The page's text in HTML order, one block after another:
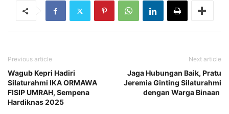
Previous article
Wagub Kepri Hadiri
Silaturahmi IKA ORMAWA
FISIP UMRAH, Sempena
Hardiknas 2025
Next article
Jaga Hubungan Baik, Pratu
Jeremia Ginting Silaturahmi
dengan Warga Binaan